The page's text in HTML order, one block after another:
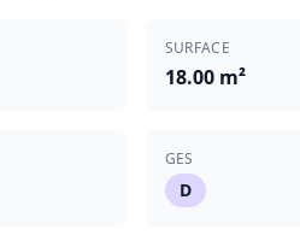
SURFACE
18.00 m²
GES
D